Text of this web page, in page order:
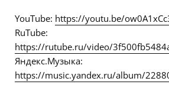
YouTube: https://youtu.be/
RuTube:
https://rutube.ru/video/
Яндекс.Музыка:
https://music.yandex.ru/album/